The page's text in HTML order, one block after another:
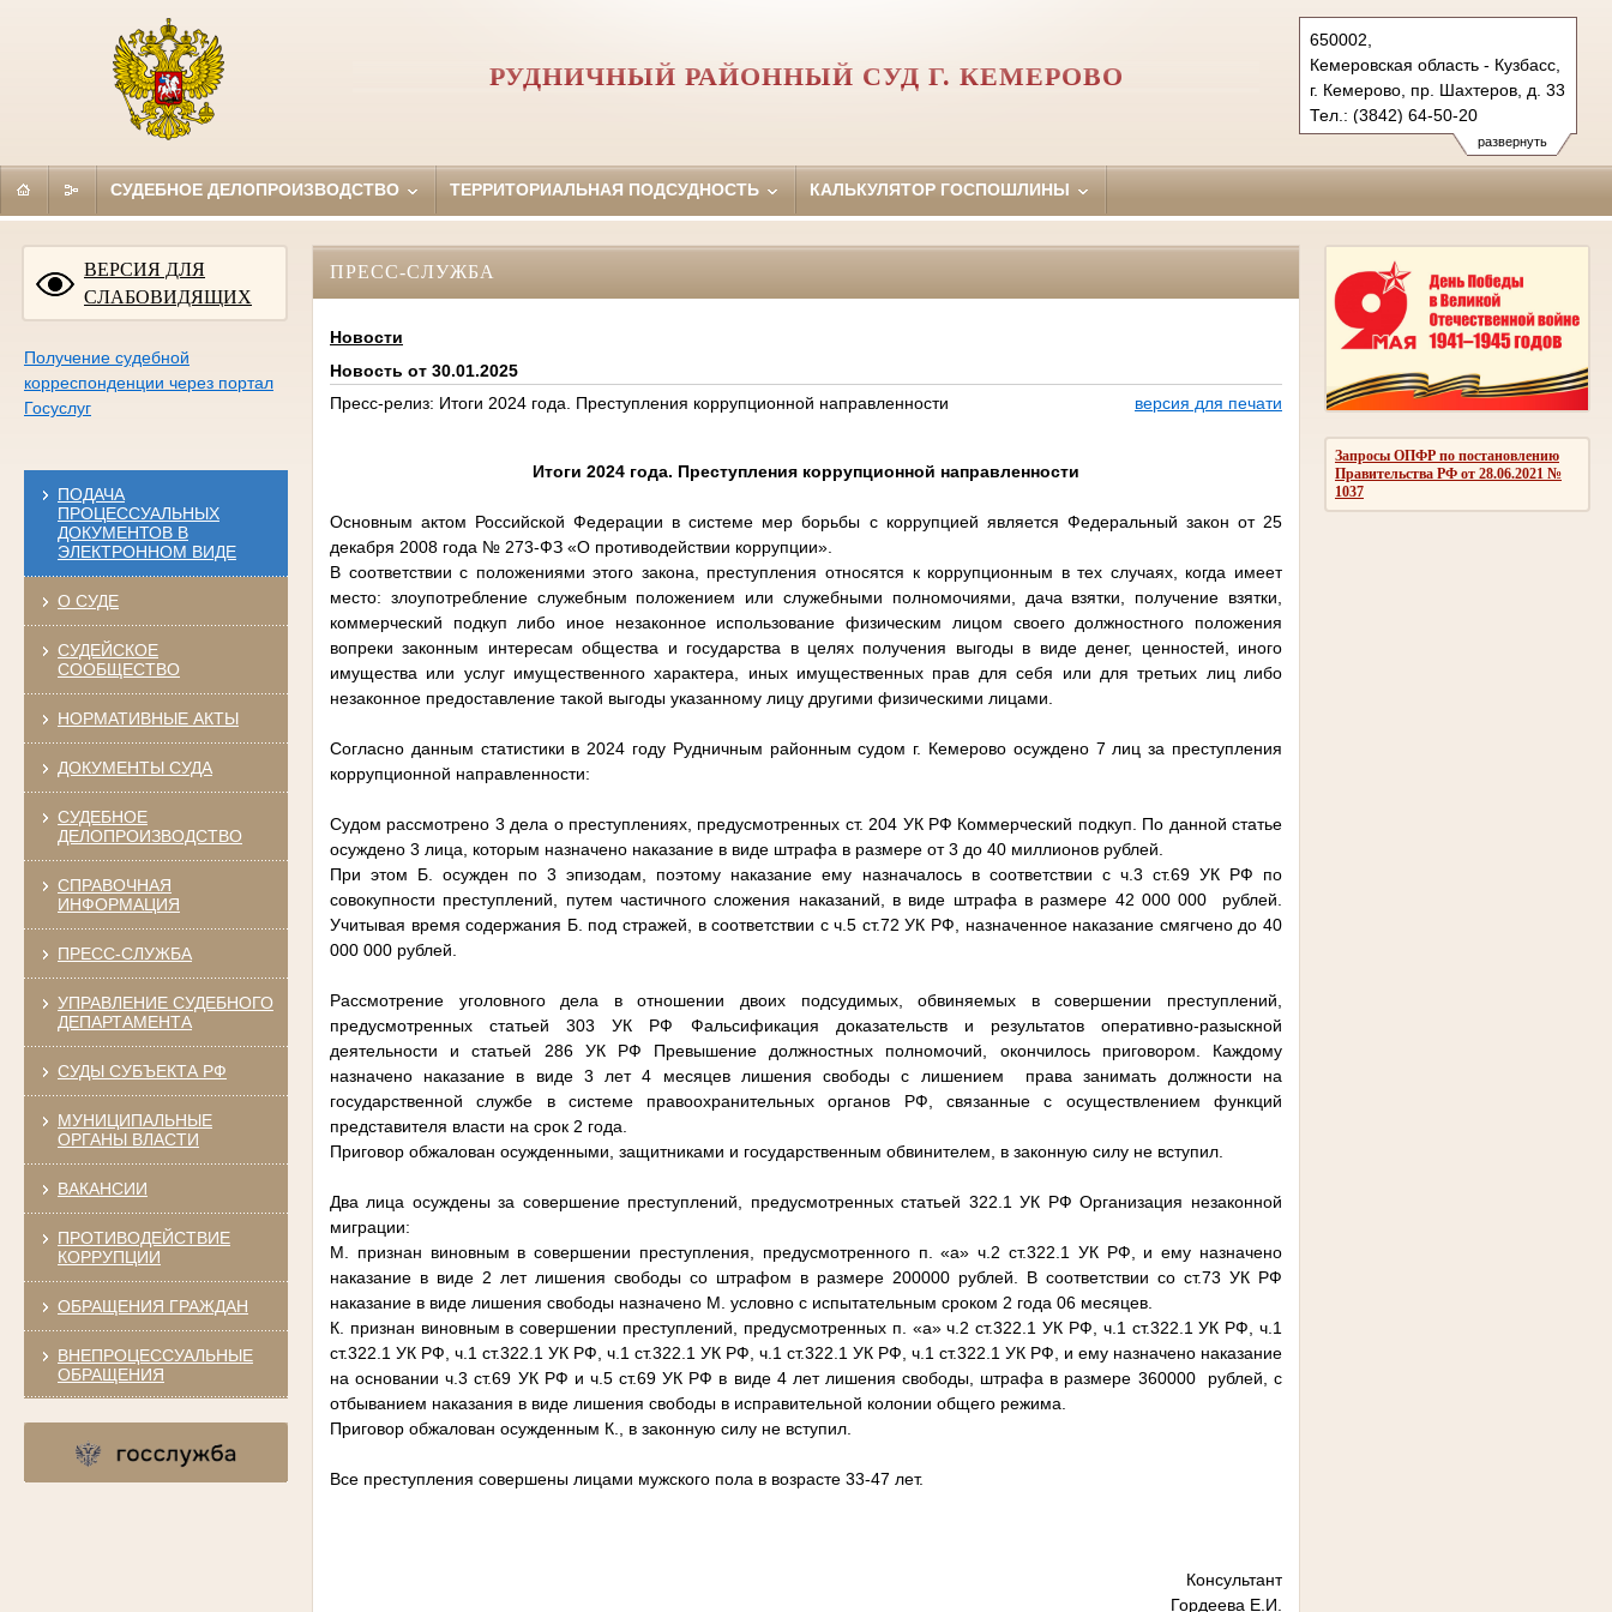
развернуть
650002,
Кемеровская область - Кузбасс,
г. Кемерово, пр. Шахтеров, д. 33
Тел.: (3842) 64-50-20
rudnichny.kmr@sudrf.ru
РУДНИЧНЫЙ РАЙОННЫЙ СУД Г. КЕМЕРОВО
СУДЕБНОЕ ДЕЛОПРОИЗВОДСТВО ТЕРРИТОРИАЛЬНАЯ ПОДСУДНОСТЬ КАЛЬКУЛЯТОР ГОСПОШЛИНЫ
ВЕРСИЯ ДЛЯ
СЛАБОВИДЯЩИХ
Получение судебной
корреспонденции через портал
Госуслуг
ПОДАЧА
ПРОЦЕССУАЛЬНЫХ
ДОКУМЕНТОВ В
ЭЛЕКТРОННОМ ВИДЕ
О СУДЕ
СУДЕЙСКОЕ
СООБЩЕСТВО
НОРМАТИВНЫЕ АКТЫ
ДОКУМЕНТЫ СУДА
СУДЕБНОЕ
ДЕЛОПРОИЗВОДСТВО
СПРАВОЧНАЯ
ИНФОРМАЦИЯ
ПРЕСС-СЛУЖБА
УПРАВЛЕНИЕ СУДЕБНОГО
ДЕПАРТАМЕНТА
СУДЫ СУБЪЕКТА РФ
МУНИЦИПАЛЬНЫЕ
ОРГАНЫ ВЛАСТИ
ВАКАНСИИ
ПРОТИВОДЕЙСТВИЕ
КОРРУПЦИИ
ОБРАЩЕНИЯ ГРАЖДАН
ВНЕПРОЦЕССУАЛЬНЫЕ
ОБРАЩЕНИЯ
Запросы ОПФР по постановлению
Правительства РФ от 28.06.2021 №
1037
ПРЕСС-СЛУЖБА
Новости
Новость от 30.01.2025
Пресс-релиз: Итоги 2024 года. Преступления коррупционной направленности
версия для печати
Итоги 2024 года. Преступления коррупционной направленности
Основным актом Российской Федерации в системе мер борьбы с коррупцией является Федеральный закон от 25
декабря 2008 года № 273-ФЗ «О противодействии коррупции».
В соответствии с положениями этого закона, преступления относятся к коррупционным в тех случаях, когда имеет
место: злоупотребление служебным положением или служебными полномочиями, дача взятки, получение взятки,
коммерческий подкуп либо иное незаконное использование физическим лицом своего должностного положения
вопреки законным интересам общества и государства в целях получения выгоды в виде денег, ценностей, иного
имущества или услуг имущественного характера, иных имущественных прав для себя или для третьих лиц либо
незаконное предоставление такой выгоды указанному лицу другими физическими лицами.
Согласно данным статистики в 2024 году Рудничным районным судом г. Кемерово осуждено 7 лиц за преступления
коррупционной направленности:
Судом рассмотрено 3 дела о преступлениях, предусмотренных ст. 204 УК РФ Коммерческий подкуп. По данной статье
осуждено 3 лица, которым назначено наказание в виде штрафа в размере от 3 до 40 миллионов рублей.
При этом Б. осужден по 3 эпизодам, поэтому наказание ему назначалось в соответствии с ч.3 ст.69 УК РФ по
совокупности преступлений, путем частичного сложения наказаний, в виде штрафа в размере 42 000 000 рублей.
Учитывая время содержания Б. под стражей, в соответствии с ч.5 ст.72 УК РФ, назначенное наказание смягчено до 40
000 000 рублей.
Рассмотрение уголовного дела в отношении двоих подсудимых, обвиняемых в совершении преступлений,
предусмотренных статьей 303 УК РФ Фальсификация доказательств и результатов оперативно-разыскной
деятельности и статьей 286 УК РФ Превышение должностных полномочий, окончилось приговором. Каждому
назначено наказание в виде 3 лет 4 месяцев лишения свободы с лишением права занимать должности на
государственной службе в системе правоохранительных органов РФ, связанные с осуществлением функций
представителя власти на срок 2 года.
Приговор обжалован осужденными, защитниками и государственным обвинителем, в законную силу не вступил.
Два лица осуждены за совершение преступлений, предусмотренных статьей 322.1 УК РФ Организация незаконной
миграции:
М. признан виновным в совершении преступления, предусмотренного п. «а» ч.2 ст.322.1 УК РФ, и ему назначено
наказание в виде 2 лет лишения свободы со штрафом в размере 200000 рублей. В соответствии со ст.73 УК РФ
наказание в виде лишения свободы назначено М. условно с испытательным сроком 2 года 06 месяцев.
К. признан виновным в совершении преступлений, предусмотренных п. «а» ч.2 ст.322.1 УК РФ, ч.1 ст.322.1 УК РФ, ч.1
ст.322.1 УК РФ, ч.1 ст.322.1 УК РФ, ч.1 ст.322.1 УК РФ, ч.1 ст.322.1 УК РФ, ч.1 ст.322.1 УК РФ, и ему назначено наказание
на основании ч.3 ст.69 УК РФ и ч.5 ст.69 УК РФ в виде 4 лет лишения свободы, штрафа в размере 360000 рублей, с
отбыванием наказания в виде лишения свободы в исправительной колонии общего режима.
Приговор обжалован осужденным К., в законную силу не вступил.
Все преступления совершены лицами мужского пола в возрасте 33-47 лет.
Консультант
Гордеева Е.И.